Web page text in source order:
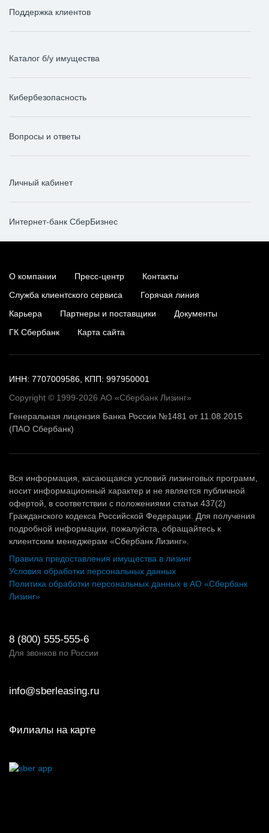
Поддержка клиентов
Каталог б/у имущества
Кибербезопасность
Вопросы и ответы
Личный кабинет
Интернет-банк СберБизнес
О компании Пресс-центр
Контакты
Служба клиентского сервиса
Горячая линия
Карьера
Партнеры и поставщики
Документы
ГК Сбербанк
Карта сайта
ИНН: 7707009586, КПП: 997950001
Copyright © 1999-2026 АО «Сбербанк Лизинг»
Генеральная лицензия Банка России №1481 от 11.08.2015
(ПАО Сбербанк)
Вся информация, касающаяся условий лизинговых программ,
носит информационный характер и не является публичной
офертой, в соответствии с положениями статьи 437(2)
Гражданского кодекса Российской Федерации. Для получения
подробной информации, пожалуйста, обращайтесь к
клиентским менеджерам «Сбербанк Лизинг».
Правила предоставления имущества в лизинг
Условия обработки персональных данных
Политика обработки персональных данных в АО «Сбербанк
Лизинг»
8 (800) 555-555-6
Для звонков по России
info@sberleasing.ru
Филиалы на карте